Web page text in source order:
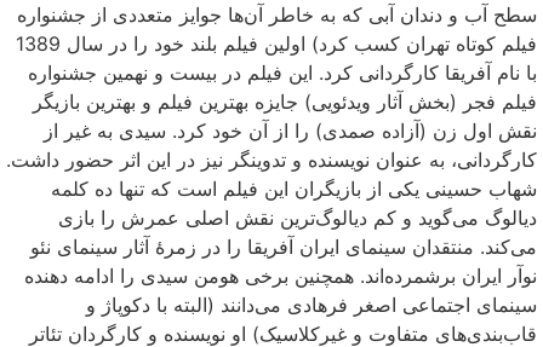
سطح آب و دندان آبی که به خاطر آن‌ها جوایز متعددی از جشنواره
فیلم کوتاه تهران کسب کرد) اولین فیلم بلند خود را در سال 1389
با نام آفریقا کارگردانی کرد. این فیلم در بیست و نهمین جشنواره
فیلم فجر (بخش آثار ویدئویی) جایزه بهترین فیلم و بهترین بازیگر
نقش اول زن (آزاده صمدی) را از آن خود کرد. سیدی به غیر از
کارگردانی، به عنوان نویسنده و تدوینگر نیز در این اثر حضور داشت.
شهاب حسینی یکی از بازیگران این فیلم است که تنها ده کلمه
دیالوگ می‌گوید و کم دیالوگ‌ترین نقش اصلی عمرش را بازی
می‌کند. منتقدان سینمای ایران آفریقا را در زمرهٔ آثار سینمای نئو
نوآر ایران برشمرده‌اند. همچنین برخی هومن سیدی را ادامه دهنده
سینمای اجتماعی اصغر فرهادی می‌دانند (البته با دکوپاژ و
قاب‌بندی‌های متفاوت و غیرکلاسیک) او نویسنده و کارگردان تئاتر